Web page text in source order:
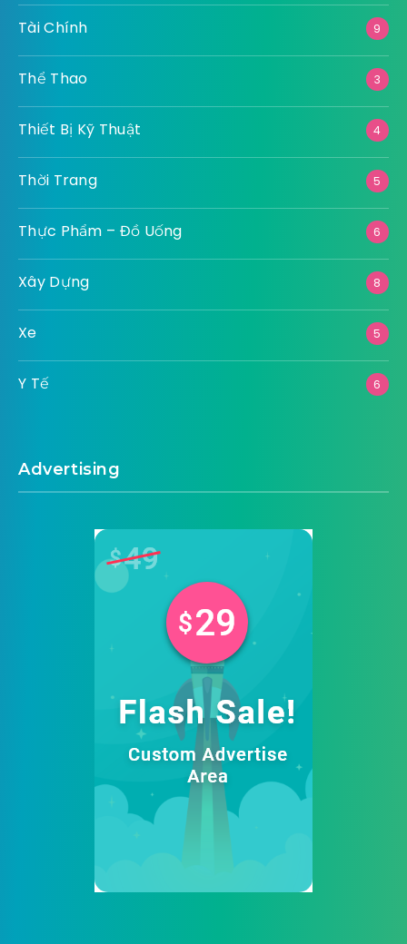
Tài Chính 9
Thể Thao 3
Thiết Bị Kỹ Thuật 4
Thời Trang 5
Thực Phẩm – Đồ Uống 6
Xây Dựng 8
Xe 5
Y Tế 6
Advertising